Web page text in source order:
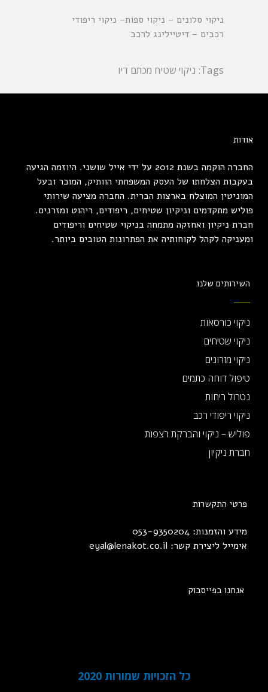
ניקוי סלונים – ניקוי ספות– ניקוי ריפודי
רכבים – דיטיילינג לרכב
Tags: ניקוי שטיח מכתם דיו
אודות
החברה הוקמה בשנת 2012 על ידי אייל שושני. היוזמה הגיעה
בעקבות הצלחתו של העסק המשפחתי הוותיק, המוכר ובעל
המוניטין המוצלח בארצות הברית. החברה מציעה שירותי
פוליש מתקדמים וניקיון שטיחים, ריפודים, ריהוט ומזרנים.
חברת ניקיון ואחזקה מתמחה בניקוי שטיחים וריפודים
ומעניקה לקהל לקוחותיה את הפתרונות הטובים ביותר.
השירותים שלנו
ניקוי כורסאות
ניקוי שטיחים
ניקוי מזרונים
טיפול דוחה כתמים
נטרול ריחות
ניקוי ריפודי רכב
פוליש – ניקוי והברקת רצפות
חברת ניקיון
פרטי התקשרות
מידע והזמנות: 053-9350204
אימייל ליצירת קשר: eyal@lenakot.co.il
אנחנו בפייסבוק
כל הזכויות שמורות 2020